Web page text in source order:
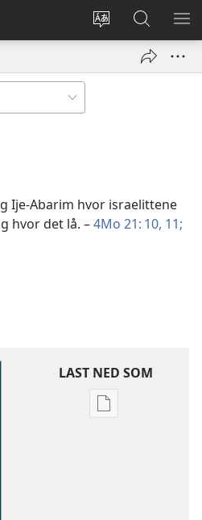
Endre
Logg
inn
vindu)
Søk
på
JW.ORG
VIS
Ije-Abarim hvor israelittene
hvor det lå. –4Mo 21: 10, 11;
LAST NED SOM